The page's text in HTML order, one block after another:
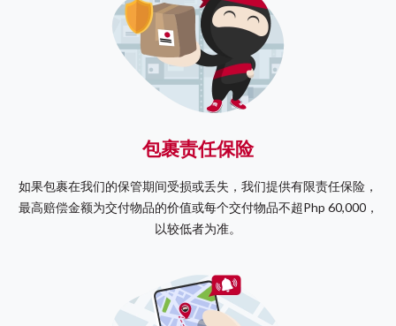
包裹责任保险
如果包裹在我们的保管期间受损或丢失，我们提供有限责任保险，
最高赔偿金额为交付物品的价值或每个交付物品不超Php 60,000，
以较低者为准。